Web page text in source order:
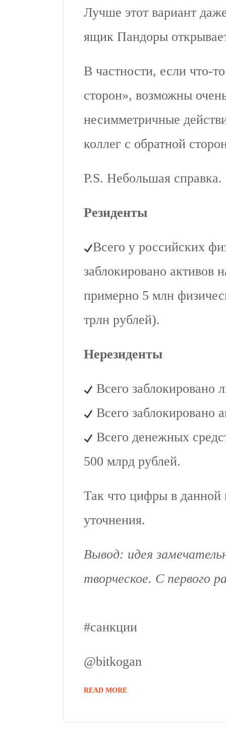
Лучше этот вариант
ящик Пандоры
В частности, если что-
сторон», возможны
несимметричные
коллег с обратной
P.S. Небольшая справка.
Резиденты
Всего у российских
заблокировано активов
примерно 5 млн
трлн рублей).
Нерезиденты
Всего
Всего заблокировано
Всего денежных
500 млрд рублей.
Так что цифры в данной
уточнения.
Вывод: идея
творческое. С первого
#санкции
@bitkogan
READ MORE